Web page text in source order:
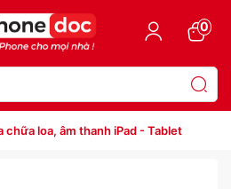
0
chữa loa, âm thanh iPad - Tablet